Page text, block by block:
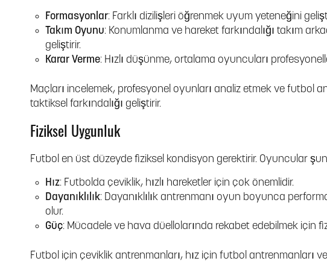
Formasyonlar: Farklı dizilişleri öğrenmek uyum yeteneğini
Takım Oyunu: Konumlanma ve hareket farkındalığı takım
geliştirir.
Karar Verme: Hızlı düşünme, ortalama oyuncuları
Maçları incelemek, profesyonel oyunları analiz etmek ve futbol
taktiksel farkındalığı geliştirir.
Fiziksel Uygunluk
Futbol en üst düzeyde fiziksel kondisyon gerektirir. Oyuncular
Hız: Futbolda çeviklik, hızlı hareketler için çok önemlidir.
Dayanıklılık: Dayanıklılık antrenmanı oyun boyunca
olur.
Güç: Mücadele ve hava düellolarında rekabet edebilmek için
Futbol için çeviklik antrenmanları, hız için futbol antrenmanları